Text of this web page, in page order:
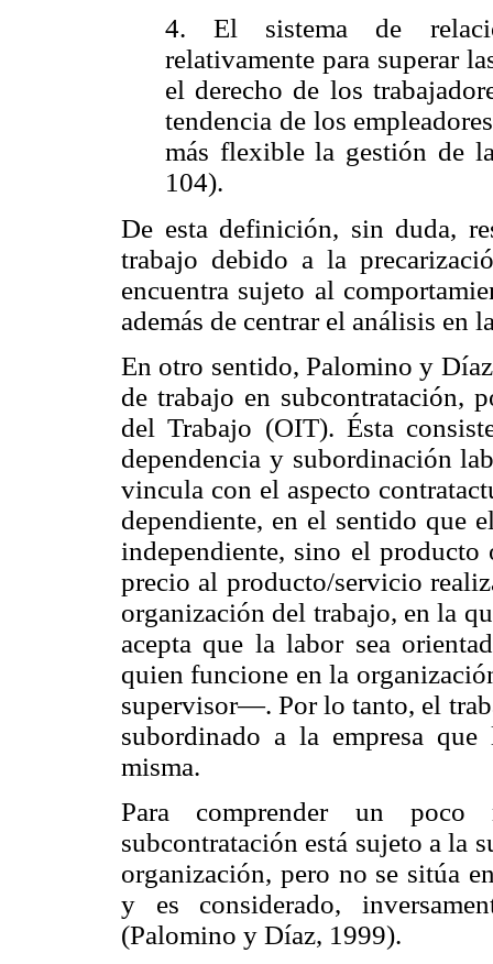
4. El sistema de
relativamente para superar
el derecho de los
tendencia de los
más flexible la gestión de
104).
De esta definición, sin duda,
trabajo debido a la
encuentra sujeto al
además de centrar el análisis en
En otro sentido, Palomino y
de trabajo en subcontratación,
del Trabajo (OIT). Ésta
dependencia y subordinación
vincula con el aspecto
dependiente, en el sentido que
independiente, sino el
precio al producto/servicio
organización del trabajo, en la
acepta que la labor sea
quien funcione en la
supervisor—. Por lo tanto, el
subordinado a la empresa
misma.
Para comprender un
subcontratación está sujeto a la
organización, pero no se sitúa
y es considerado,
(Palomino y Díaz, 1999).